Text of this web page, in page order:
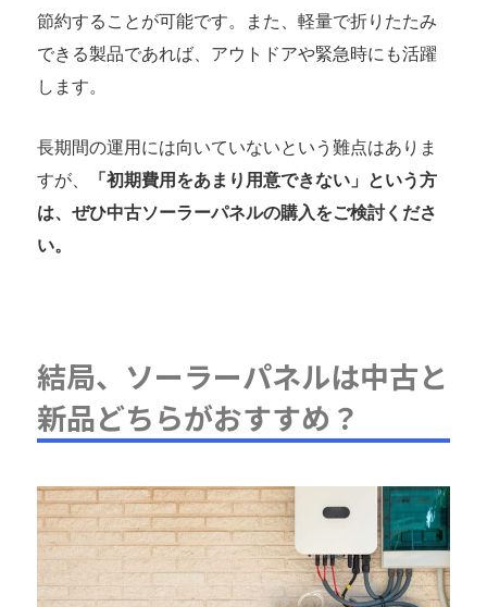
節約することが可能です。また、軽量で折りたたみ
できる製品であれば、アウトドアや緊急時にも活躍
します。
長期間の運用には向いていないという難点はありま
すが、
「初期費用をあまり用意できない」という方
は、ぜひ中古ソーラーパネルの購入をご検討くださ
い。
結局、ソーラーパネルは中古と
新品どちらがおすすめ？